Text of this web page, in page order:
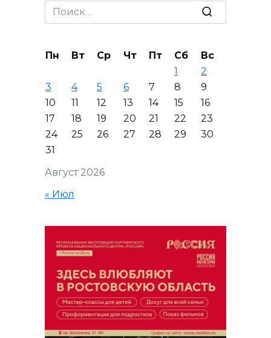
Search
for:
Август 2026
Пн Вт Ср Чт Пт Сб
Вс
1
2
3
4 5 6 7 8
9
10
11 12 13 14 15
16
17
18 19 20 21 22
23
24
25 26 27 28 29
30
31
« Июл